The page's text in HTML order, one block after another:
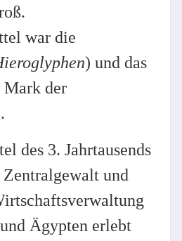
war die
) und das
Mark der
des 3. Jahrtausends
und
Ägypten erlebt